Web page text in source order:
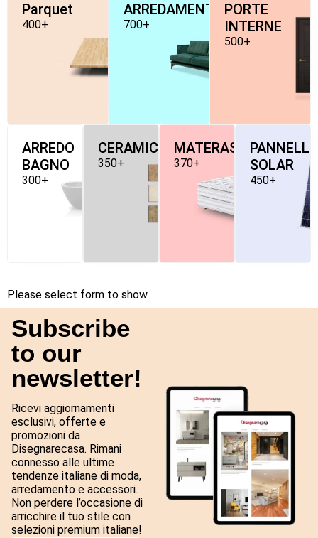
Parquet
400+
ARREDAMENTO
700+
PORTE
INTERNE
500+
ARREDO
BAGNO
300+
CERAMICHE
350+
MATERASSI
370+
PANNELLI-
SOLAR
450+
Please select form to show
Subscribe
to our
newsletter!
Ricevi aggiornamenti
esclusivi, offerte e
promozioni da
Disegnarecasa. Rimani
connesso alle ultime
tendenze italiane di moda,
arredamento e accessori.
Non perdere l’occasione di
arricchire il tuo stile con
selezioni premium italiane!